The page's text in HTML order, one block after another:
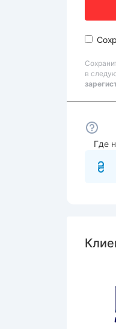
в
Где